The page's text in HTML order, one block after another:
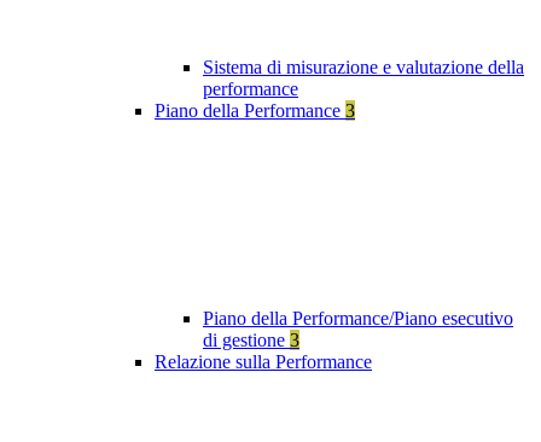
Sistema di misurazione e valutazione della
performance
Piano della Performance 3
Piano della Performance/Piano esecutivo
di gestione 3
Relazione sulla Performance